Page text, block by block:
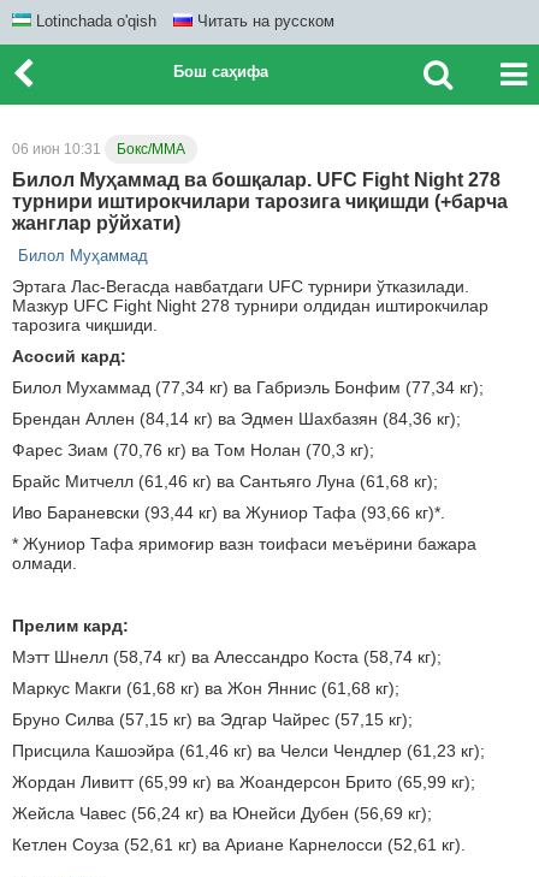
Lotinchada o'qish Читать на русском
Бош саҳифа
06 июн 10:31 Бокс/ММА
Билол Муҳаммад ва бошқалар. UFC Fight Night 278
турнири иштирокчилари тарозига чиқишди (+барча
жанглар рўйхати)
Билол Муҳаммад
Эртага Лас-Вегасда навбатдаги UFC турнири ўтказилади.
Мазкур UFC Fight Night 278 турнири олдидан иштирокчилар
тарозига чиқшиди.
Асосий кард:
Билол Мухаммад (77,34 кг) ва Габриэль Бонфим (77,34 кг);
Брендан Аллен (84,14 кг) ва Эдмен Шахбазян (84,36 кг);
Фарес Зиам (70,76 кг) ва Том Нолан (70,3 кг);
Брайс Митчелл (61,46 кг) ва Сантьяго Луна (61,68 кг);
Иво Бараневски (93,44 кг) ва Жуниор Тафа (93,66 кг)*.
* Жуниор Тафа яримоғир вазн тоифаси меъёрини бажара
олмади.
Прелим кард:
Мэтт Шнелл (58,74 кг) ва Алессандро Коста (58,74 кг);
Маркус Макги (61,68 кг) ва Жон Яннис (61,68 кг);
Бруно Силва (57,15 кг) ва Эдгар Чайрес (57,15 кг);
Присцила Кашоэйра (61,46 кг) ва Челси Чендлер (61,23 кг);
Жордан Ливитт (65,99 кг) ва Жоандерсон Брито (65,99 кг);
Жейсла Чавес (56,24 кг) ва Юнейси Дубен (56,69 кг);
Кетлен Соуза (52,61 кг) ва Ариане Карнелосси (52,61 кг).